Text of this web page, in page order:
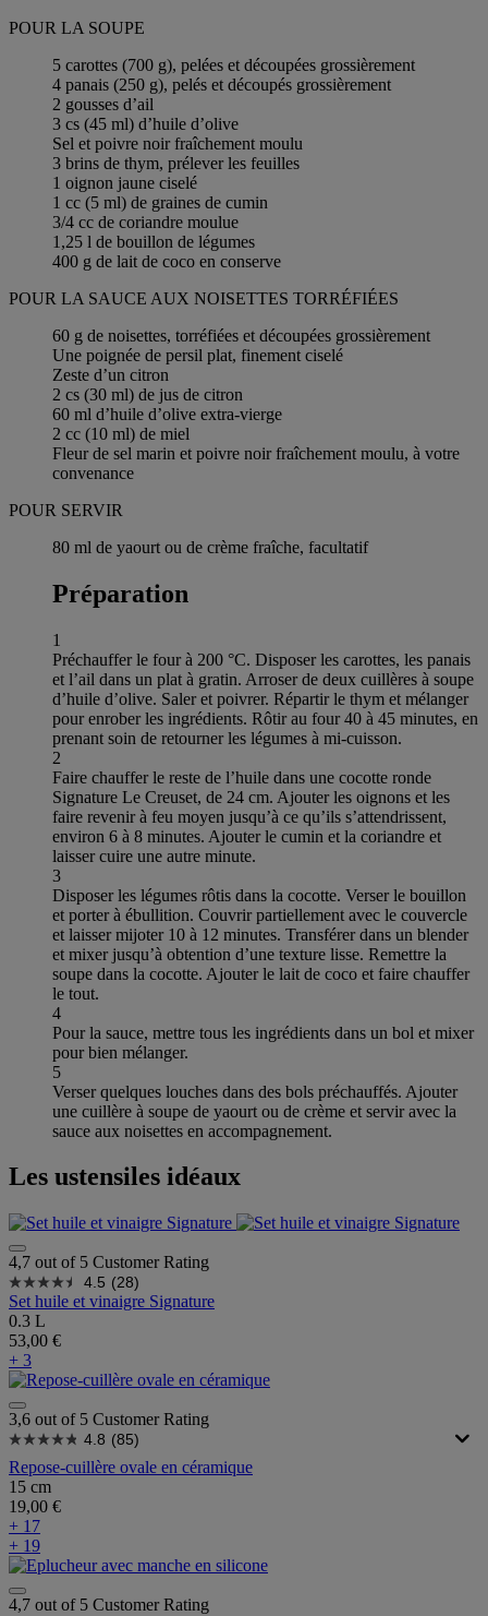
POUR LA SOUPE
5 carottes (700 g), pelées et découpées grossièrement
4 panais (250 g), pelés et découpés grossièrement
2 gousses d’ail
3 cs (45 ml) d’huile d’olive
Sel et poivre noir fraîchement moulu
3 brins de thym, prélever les feuilles
1 oignon jaune ciselé
1 cc (5 ml) de graines de cumin
3/4 cc de coriandre moulue
1,25 l de bouillon de légumes
400 g de lait de coco en conserve
POUR LA SAUCE AUX NOISETTES TORRÉFIÉES
60 g de noisettes, torréfiées et découpées grossièrement
Une poignée de persil plat, finement ciselé
Zeste d’un citron
2 cs (30 ml) de jus de citron
60 ml d’huile d’olive extra-vierge
2 cc (10 ml) de miel
Fleur de sel marin et poivre noir fraîchement moulu, à votre
convenance
POUR SERVIR
80 ml de yaourt ou de crème fraîche, facultatif
Préparation
1
Préchauffer le four à 200 °C. Disposer les carottes, les panais
et l’ail dans un plat à gratin. Arroser de deux cuillères à soupe
d’huile d’olive. Saler et poivrer. Répartir le thym et mélanger
pour enrober les ingrédients. Rôtir au four 40 à 45 minutes, en
prenant soin de retourner les légumes à mi-cuisson.
2
Faire chauffer le reste de l’huile dans une cocotte ronde
Signature Le Creuset, de 24 cm. Ajouter les oignons et les
faire revenir à feu moyen jusqu’à ce qu’ils s’attendrissent,
environ 6 à 8 minutes. Ajouter le cumin et la coriandre et
laisser cuire une autre minute.
3
Disposer les légumes rôtis dans la cocotte. Verser le bouillon
et porter à ébullition. Couvrir partiellement avec le couvercle
et laisser mijoter 10 à 12 minutes. Transférer dans un blender
et mixer jusqu’à obtention d’une texture lisse. Remettre la
soupe dans la cocotte. Ajouter le lait de coco et faire chauffer
le tout.
4
Pour la sauce, mettre tous les ingrédients dans un bol et mixer
pour bien mélanger.
5
Verser quelques louches dans des bols préchauffés. Ajouter
une cuillère à soupe de yaourt ou de crème et servir avec la
sauce aux noisettes en accompagnement.
Les ustensiles idéaux
4,7 out of 5 Customer Rating
4.5 (28)
Set huile et vinaigre Signature
0.3 L
53,00 €
+ 3
3,6 out of 5 Customer Rating
4.8 (85)
Repose-cuillère ovale en céramique
15 cm
19,00 €
+ 17
+ 19
4,7 out of 5 Customer Rating